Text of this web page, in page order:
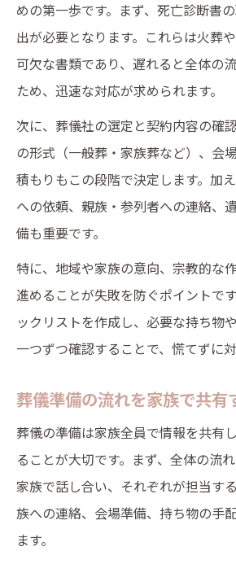
めの第一歩です。まず、死亡診断書
出が必要となります。これらは火葬
可欠な書類であり、遅れると全体の
ため、迅速な対応が求められます。
次に、葬儀社の選定と契約内容の確
の形式（一般葬・家族葬など）、会
積もりもこの段階で決定します。加
への依頼、親族・参列者への連絡、
備も重要です。
特に、地域や家族の意向、宗教的な
進めることが失敗を防ぐポイントで
ックリストを作成し、必要な持ち物
一つずつ確認することで、慌てずに対
葬儀準備の流れを家族で共有
葬儀の準備は家族全員で情報を共有
ることが大切です。まず、全体の流
家族で話し合い、それぞれが担当す
族への連絡、会場準備、持ち物の手
ます。